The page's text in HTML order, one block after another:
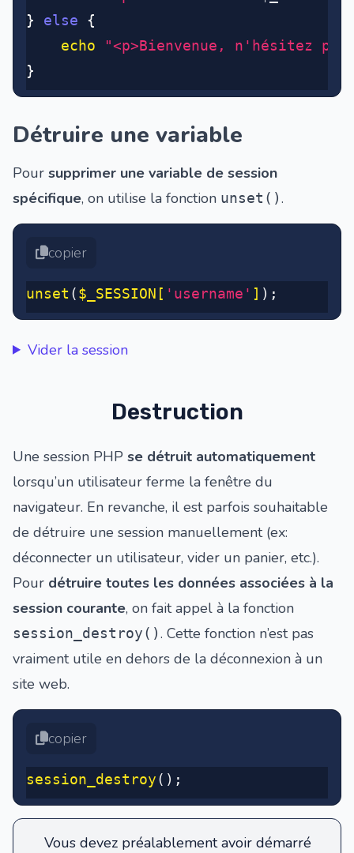
} else {
	echo
"<p>Bienvenue, n'hésitez
}
Détruire une variable
Pour supprimer une variable de session
spécifique, on utilise la fonction unset().
copier
unset ($_SESSION[ 'username' ] ) ;
Vider la session
Destruction
Une session PHP se détruit automatiquement
lorsqu’un utilisateur ferme la fenêtre du
navigateur. En revanche, il est parfois souhaitable
de détruire une session manuellement (ex:
déconnecter un utilisateur, vider un panier, etc.).
Pour détruire toutes les données associées à la
session courante, on fait appel à la fonction
session_destroy(). Cette fonction n’est pas
vraiment utile en dehors de la déconnexion à un
site web.
copier
session_destroy() ;
Vous devez préalablement avoir démarré